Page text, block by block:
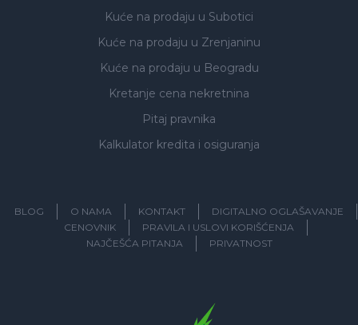
Kuće na prodaju u Subotici
Kuće na prodaju u Zrenjaninu
Kuće na prodaju u Beogradu
Kretanje cena nekretnina
Pitaj pravnika
Kalkulator kredita i osiguranja
BLOG O NAMA KONTAKT
DIGITALNO OGLAŠAVANJE
CENOVNIK
PRAVILA I USLOVI KORIŠĆENJA
NAJČEŠĆA PITANJA
PRIVATNOST